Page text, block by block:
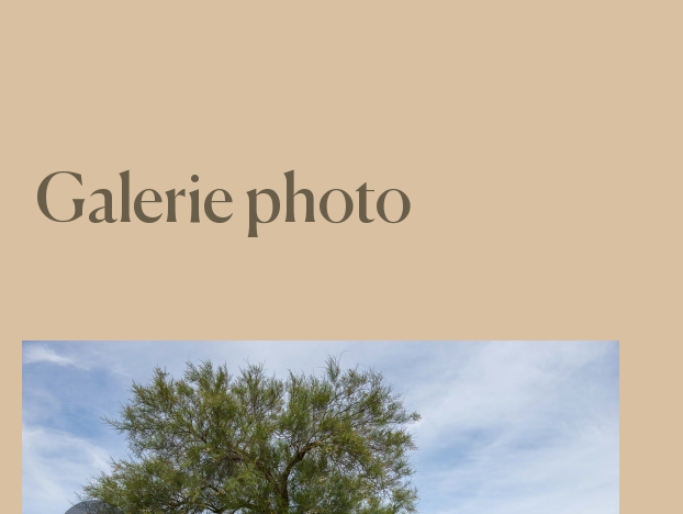
Galerie photo